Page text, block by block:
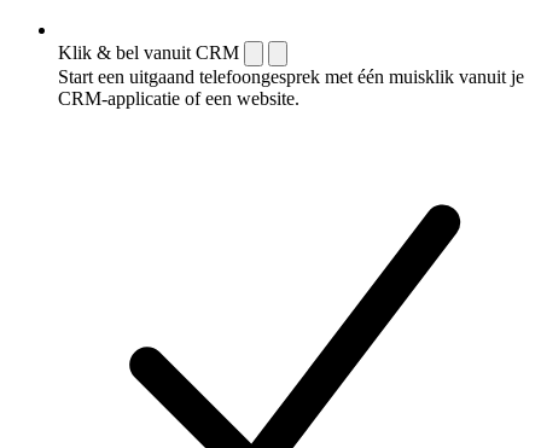
Klik & bel vanuit CRM
Start een uitgaand telefoongesprek met één muisklik vanuit je
CRM-applicatie of een website.